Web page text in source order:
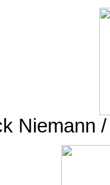
Niemann